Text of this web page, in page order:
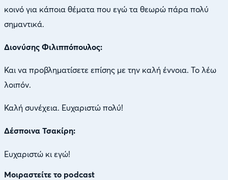
κοινό για κάποια θέματα που εγώ τα θεωρώ πάρα πολύ
σημαντικά.
Διονύσης Φιλιππόπουλος:
Και να προβληματίσετε επίσης με την καλή έννοια. Το λέω
λοιπόν.
Καλή συνέχεια. Ευχαριστώ πολύ!
Δέσποινα Τσακίρη:
Ευχαριστώ κι εγώ!
Μοιραστείτε το podcast